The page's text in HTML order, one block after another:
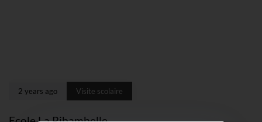
2 years ago Visite scolaire